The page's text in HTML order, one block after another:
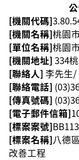
訊
息
公
告
生
活
便
民
資
訊
機
關
[機關代碼]
[機關名稱]桃園
[單位名稱]桃園
[機關地址] 334
[聯絡人] 李先生/
[聯絡電話]
[傳真號碼]
[電子郵件信箱]
[標案案號]
[標案名稱]八德
改善工程